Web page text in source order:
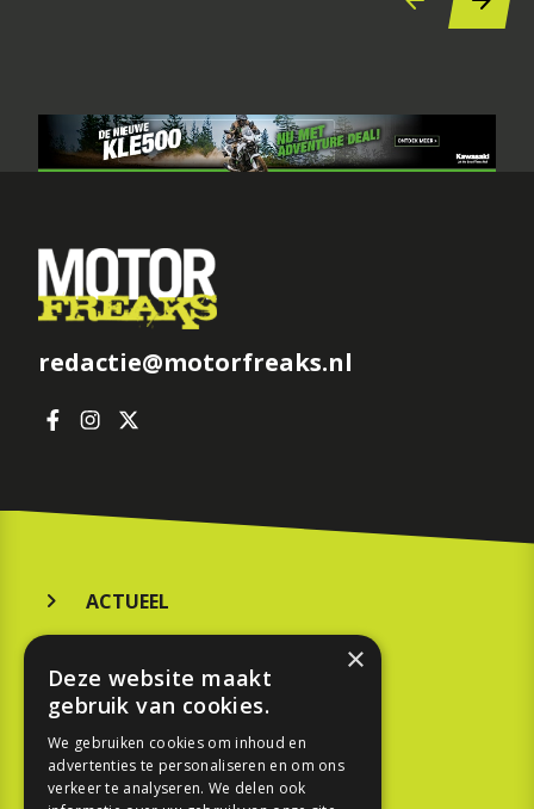
redactie@motorfreaks.nl
ACTUEEL
KOOPGIDS
TESTEN
×
Deze website maakt
gebruik van cookies.
We gebruiken cookies om inhoud en
advertenties te personaliseren en om ons
verkeer te analyseren. We delen ook